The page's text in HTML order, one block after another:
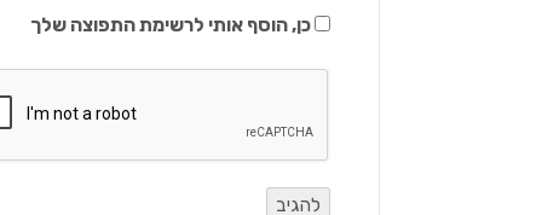
כן, הוסף אותי לרשימת התפוצה שלך